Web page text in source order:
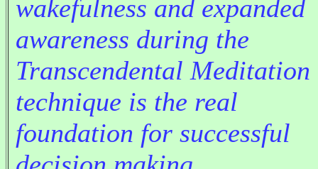
wakefulness and expanded
awareness during the
Transcendental Meditation
technique is the real
foundation for successful